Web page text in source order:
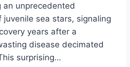
an unprecedented
juvenile sea stars, signaling
years after a
disease decimated
surprising…